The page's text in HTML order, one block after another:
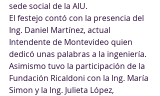
sede social de la AIU.
El festejo contó con la presencia del
Ing. Daniel Martínez, actual
Intendente de Montevideo quien
dedicó unas palabras a la ingeniería.
Asimismo tuvo la participación de la
Fundación Ricaldoni con la Ing. María
Simon y la Ing. Julieta López,